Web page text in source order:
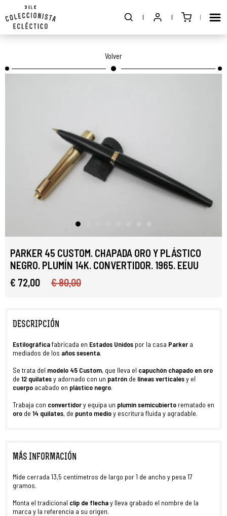
Volver
PARKER 45 CUSTOM. CHAPADA ORO Y PLÁSTICO
NEGRO. PLUMÍN 14K. CONVERTIDOR. 1965. EEUU
€ 72,00
€ 80,00
DESCRIPCIÓN
Estilográficafabricada en Estados Unidos por la casa Parker a
mediados de los añossesenta.
Se trata del modelo 45 Custom, que lleva el capuchón chapado en oro
de 12 quilatesy adornado con un patrón de líneas verticalesy el
cuerpo acabado en plástico negro.
Trabaja con convertidory equipa un plumín semicubierto rematado en
oro de 14 quilates, de punto medioy escritura fluida y agradable.
MÁS INFORMACIÓN
Mide cerrada 13,5 centímetros de largo por 1 de ancho y pesa 17
gramos.
Monta el tradicional clip de flechay lleva grabado el nombre de la
marca y la referencia a su origen.